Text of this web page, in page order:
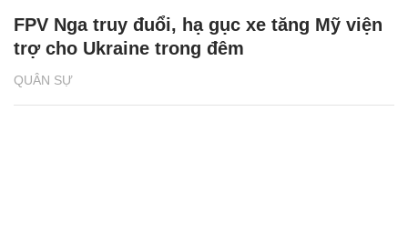
QUÂN SỰ
FPV Nga truy đuổi, hạ gục xe tăng Mỹ viện
trợ cho Ukraine trong đêm